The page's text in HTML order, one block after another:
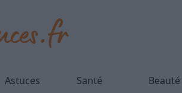
Astuces Santé Beauté